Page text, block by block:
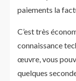
paiements la
C’est très
connaissance
œuvre, vous
quelques